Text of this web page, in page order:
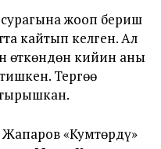
жооп бериш
кайтып келген. Ал
өткөндөн кийин аны
Тергөө
«Кумтөрдү»